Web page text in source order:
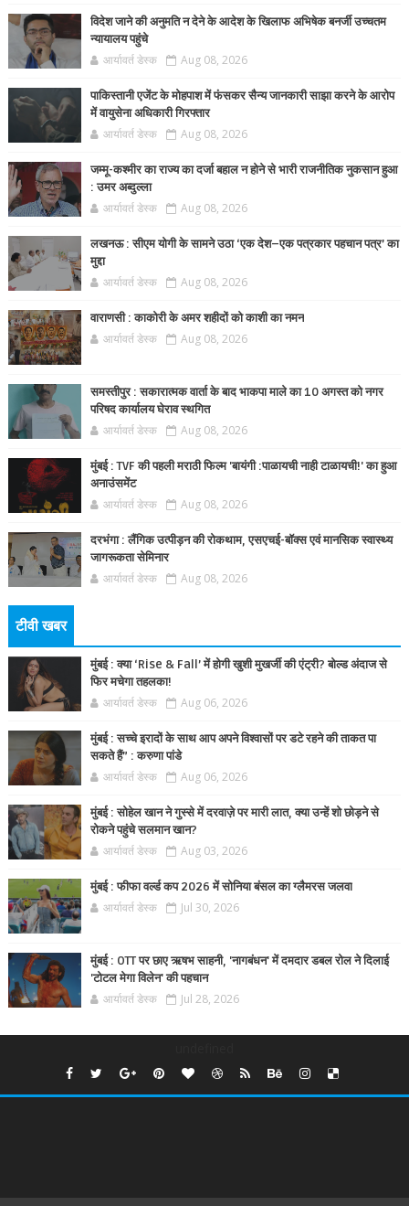
विदेश जाने की अनुमति न देने के आदेश के खिलाफ अभिषेक बनर्जी उच्चतम
न्यायालय पहुंचे
आर्यावर्त डेस्क Aug 08, 2026
पाकिस्तानी एजेंट के मोहपाश में फंसकर सैन्य जानकारी साझा करने के आरोप
में वायुसेना अधिकारी गिरफ्तार
आर्यावर्त डेस्क Aug 08, 2026
जम्मू-कश्मीर का राज्य का दर्जा बहाल न होने से भारी राजनीतिक नुकसान हुआ
: उमर अब्दुल्ला
आर्यावर्त डेस्क Aug 08, 2026
लखनऊ : सीएम योगी के सामने उठा ‘एक देश–एक पत्रकार पहचान पत्र’ का
मुद्दा
आर्यावर्त डेस्क Aug 08, 2026
वाराणसी : काकोरी के अमर शहीदों को काशी का नमन
आर्यावर्त डेस्क Aug 08, 2026
समस्तीपुर : सकारात्मक वार्ता के बाद भाकपा माले का 10 अगस्त को नगर
परिषद कार्यालय घेराव स्थगित
आर्यावर्त डेस्क Aug 08, 2026
मुंबई : TVF की पहली मराठी फिल्म 'बायंगी :पाळायची नाही टाळायची!' का हुआ
अनाउंसमेंट
आर्यावर्त डेस्क Aug 08, 2026
दरभंगा : लैंगिक उत्पीड़न की रोकथाम, एसएचई-बॉक्स एवं मानसिक स्वास्थ्य
जागरूकता सेमिनार
आर्यावर्त डेस्क Aug 08, 2026
टीवी खबर
मुंबई : क्या ‘Rise & Fall’ में होगी खुशी मुखर्जी की एंट्री? बोल्ड अंदाज से
फिर मचेगा तहलका!
आर्यावर्त डेस्क Aug 06, 2026
मुंबई : सच्चे इरादों के साथ आप अपने विश्वासों पर डटे रहने की ताकत पा
सकते हैं” : करुणा पांडे
आर्यावर्त डेस्क Aug 06, 2026
मुंबई : सोहेल खान ने गुस्से में दरवाज़े पर मारी लात, क्या उन्हें शो छोड़ने से
रोकने पहुंचे सलमान खान?
आर्यावर्त डेस्क Aug 03, 2026
मुंबई : फीफा वर्ल्ड कप 2026 में सोनिया बंसल का ग्लैमरस जलवा
आर्यावर्त डेस्क Jul 30, 2026
मुंबई : OTT पर छाए ऋषभ साहनी, 'नागबंधन' में दमदार डबल रोल ने दिलाई
'टोटल मेगा विलेन' की पहचान
आर्यावर्त डेस्क Jul 28, 2026